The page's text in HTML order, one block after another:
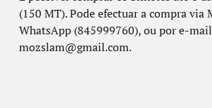
(150 MT). Pode efectuar a compra via
WhatsApp (845999760), ou por e-
mozslam@gmail.com.